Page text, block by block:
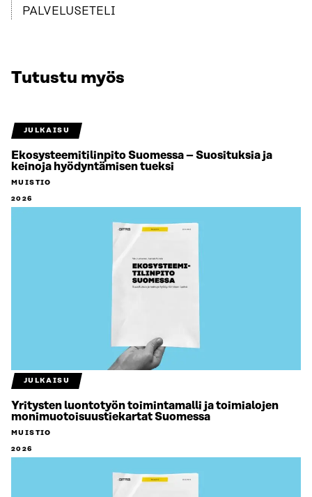
PALVELUSETELI
Tutustu myös
JULKAISU
Ekosysteemitilinpito Suomessa – Suosituksia ja
keinoja hyödyntämisen tueksi
MUISTIO
2026
JULKAISU
Yritysten luontotyön toimintamalli ja toimialojen
monimuotoisuustiekartat Suomessa
MUISTIO
2026